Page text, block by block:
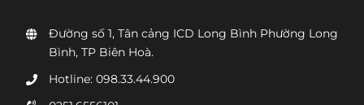
Đường số 1, Tân cảng ICD Long Bình Phường Long
Bình, TP Biên Hoà.
Hotline: 098.33.44.900